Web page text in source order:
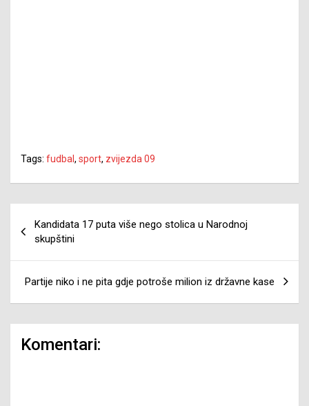
Tags: fudbal , sport, zvijezda 09
članaka
Kandidata 17 puta više nego stolica u Narodnoj
skupštini
Partije niko i ne pita gdje potroše milion iz državne kase
Komentari: